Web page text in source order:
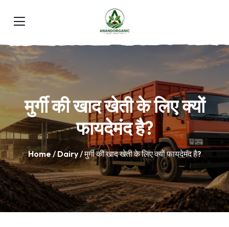
मुर्गी की खाद खेती के लिए क्यों
फायदेमंद है?
Home/Dairy/ मुर्गी की खाद खेती के लिए क्यों फायदेमंद है?